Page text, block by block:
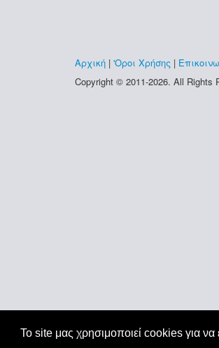
Το site μας χρησιμοποιεί cookies για να
Αρχική | 'Οροι Χρήσης |
Copyright © 2011-2026. All